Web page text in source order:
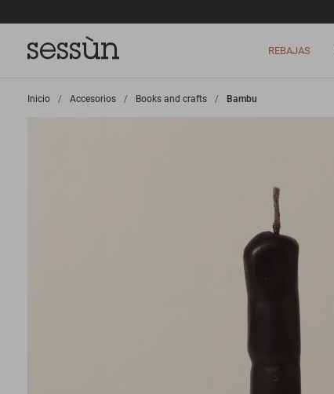
REBAJAS
Inicio >
Accesorios >
Books and crafts >
Bambu